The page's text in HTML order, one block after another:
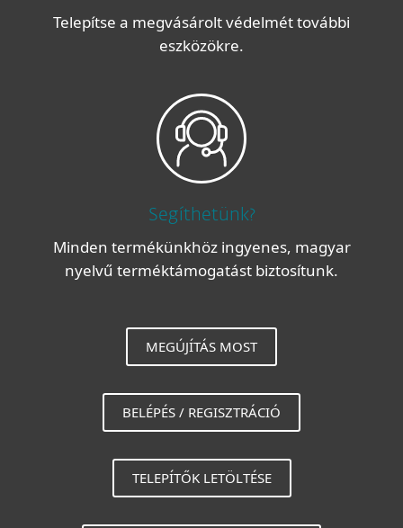
Telepítse a megvásárolt védelmét további
eszközökre.
Segíthetünk?
Minden termékünkhöz ingyenes, magyar
nyelvű terméktámogatást biztosítunk.
MEGÚJÍTÁS MOST
BELÉPÉS / REGISZTRÁCIÓ
TELEPÍTŐK LETÖLTÉSE